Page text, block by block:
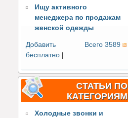
Ищу активного
менеджера по продажам
женской одежды
Всего 3589
Добавить
бесплатно |
СТАТЬИ ПО
КАТЕГОРИЯМ
Холодные звонки и